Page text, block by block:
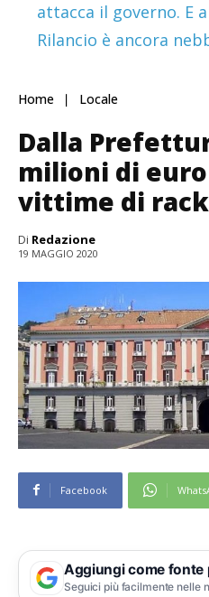
attacca il governo. E
Rilancio è ancora
Home Locale
Dalla
milioni di
vittime di
Di Redazione
19 MAGGIO 2020
Facebook
Aggiungi come fonte
Seguici più facilmente nelle